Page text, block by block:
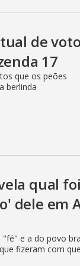
de
17
que os peões
berlinda
qual
dele em
"fé" e a do povo
fizeram com